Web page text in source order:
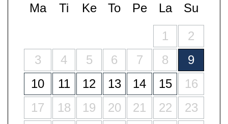
Ma Ti Ke To Pe La Su
1
2
3
4 5 6 7 8
9
10
11 12 13 14 15
16
17
18 19 20 21 22
23